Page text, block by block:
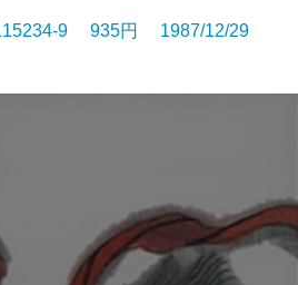
9 935円 1987/12/29